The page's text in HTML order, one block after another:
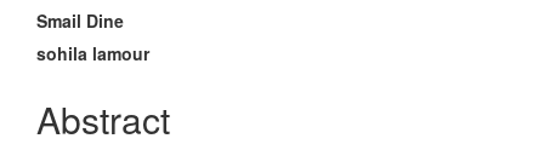
Main
Article
Content
Smail Dine
sohila lamour
Abstract